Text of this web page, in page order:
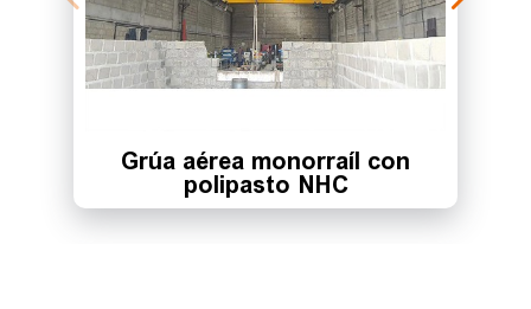
Grúa aérea monorraíl con
polipasto NHC